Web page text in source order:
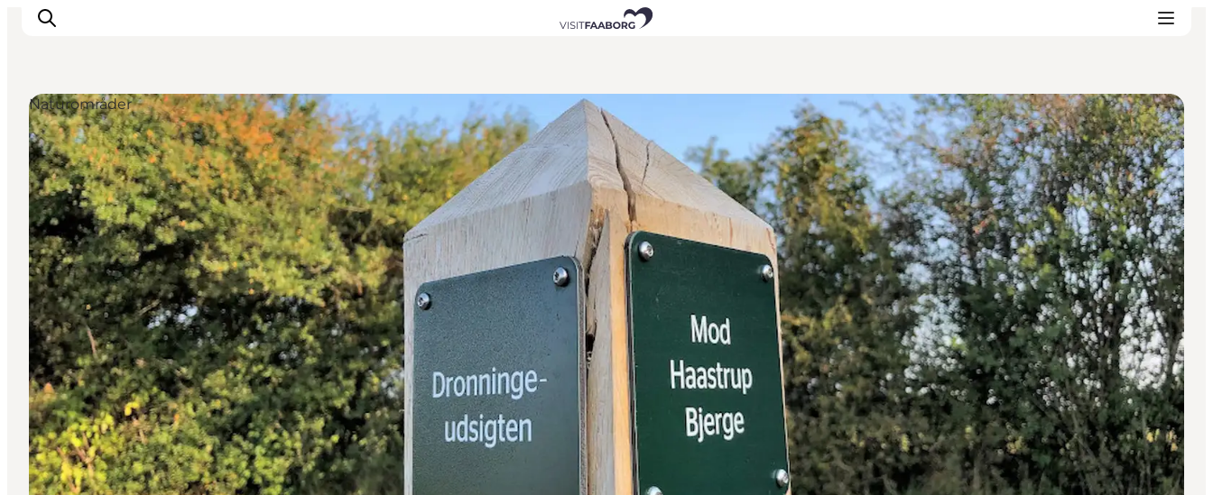
Overnatning
Spisesteder
Oplevelser
Øhop
Outdoor
Det sker
Naturområder